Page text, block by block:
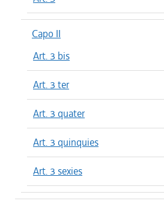
Capo II
Art. 3 bis
Art. 3 ter
Art. 3 quater
Art. 3 quinquies
Art. 3 sexies